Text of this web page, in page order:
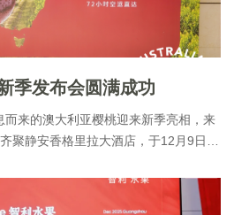
季发布会圆满成功
来的澳大利亚樱桃迎来新季亮相，来
聚静安香格里拉大酒店，于12月9日正
日益高涨的热度与人气，同时深入